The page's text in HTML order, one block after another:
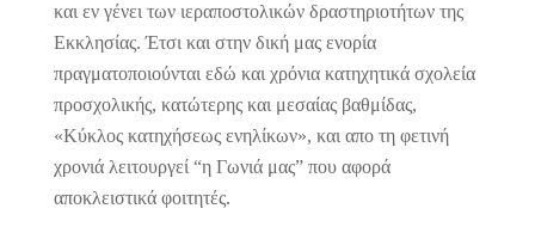
και εν γένει των ιεραποστολικών δραστηριοτήτων της
Εκκλησίας. Έτσι και στην δική μας ενορία
πραγματοποιούνται εδώ και χρόνια κατηχητικά σχολεία
προσχολικής, κατώτερης και μεσαίας βαθμίδας,
«Κύκλος κατηχήσεως ενηλίκων», και απο τη φετινή
χρονιά λειτουργεί “η Γωνιά μας” που αφορά
αποκλειστικά φοιτητές.